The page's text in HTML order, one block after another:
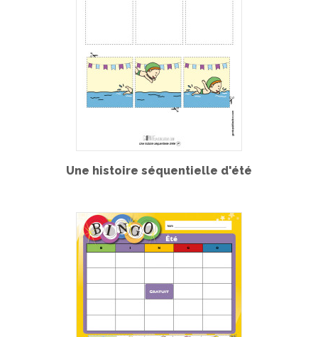
Une histoire séquentielle d'été